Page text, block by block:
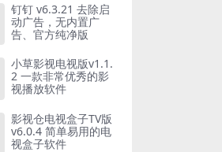
钉钉 v6.3.21 去除启
动广告，无内置广
告、官方纯净版
小草影视电视版v1.1.
2 一款非常优秀的影
视播放软件
影视仓电视盒子TV版
v6.0.4 简单易用的电
视盒子软件